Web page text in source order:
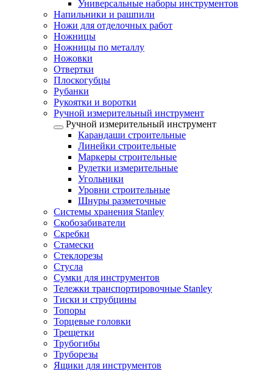
Универсальные наборы инструментов
Напильники и рашпили
Ножи для отделочных работ
Ножницы
Ножницы по металлу
Ножовки
Отвертки
Плоскогубцы
Рубанки
Рукоятки и воротки
Ручной измерительный инструмент
Ручной измерительный инструмент
Карандаши строительные
Линейки строительные
Маркеры строительные
Рулетки измерительные
Угольники
Уровни строительные
Шнуры разметочные
Системы хранения Stanley
Скобозабиватели
Скребки
Стамески
Стеклорезы
Стусла
Сумки для инструментов
Тележки транспортировочные Stanley
Тиски и струбцины
Топоры
Торцевые головки
Трещетки
Трубогибы
Труборезы
Ящики для инструментов